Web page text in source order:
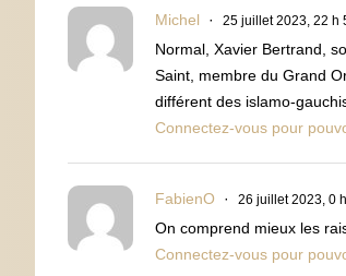
Michel 25 juillet 2023, 22 h
Normal, Xavier Bertrand,
Saint, membre du Grand
différent des islamo-
Connectez-vous pour
FabienO 26 juillet 2023, 0
On comprend mieux les
Connectez-vous pour